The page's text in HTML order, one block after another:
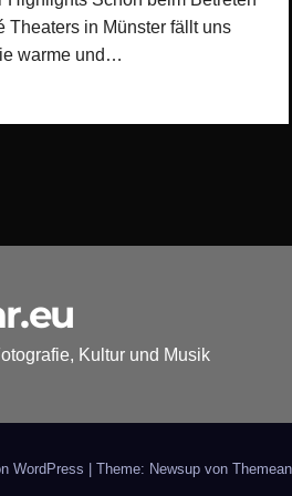
Theaters in Münster fällt uns
warme und…
Kultur und Musik
WordPress Theme: Newsup von